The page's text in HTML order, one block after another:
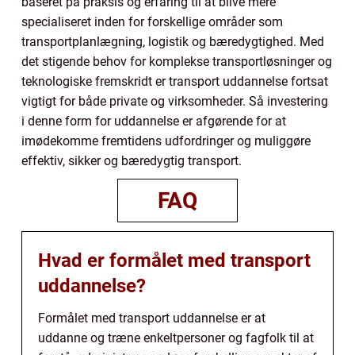
specialiseret inden for forskellige områder som
transportplanlægning, logistik og bæredygtighed. Med
det stigende behov for komplekse transportløsninger og
teknologiske fremskridt er transport uddannelse fortsat
vigtigt for både private og virksomheder. Så investering
i denne form for uddannelse er afgørende for at
imødekomme fremtidens udfordringer og muliggøre
effektiv, sikker og bæredygtig transport.
FAQ
Hvad er formålet med transport
uddannelse?
Formålet med transport uddannelse er at
uddanne og træne enkeltpersoner og fagfolk til at